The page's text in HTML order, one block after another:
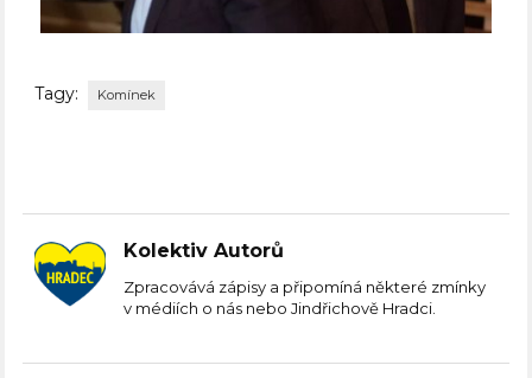
Tagy: Komínek
Kolektiv Autorů
Zpracovává zápisy a připomíná některé zmínky
v médiích o nás nebo Jindřichově Hradci.